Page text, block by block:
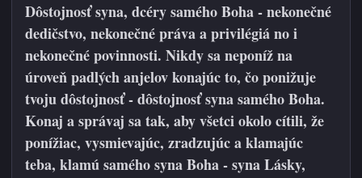
Dôstojnosť syna, dcéry samého Boha - nekonečné
dedičstvo, nekonečné práva a privilégiá no i
nekonečné povinnosti. Nikdy sa neponíž na
úroveň padlých anjelov konajúc to, čo ponižuje
tvoju dôstojnosť - dôstojnosť syna samého Boha.
Konaj a správaj sa tak, aby všetci okolo cítili, že
ponížiac, vysmievajúc, zradzujúc a klamajúc
teba, klamú samého syna Boha - syna Lásky,